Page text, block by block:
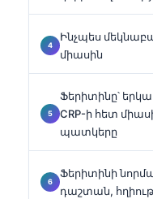
Ինչպես
միասին
Ֆերիտինը՝
CRP-ի հետ
պատկերը
Ֆերիտինի
դաշտան,